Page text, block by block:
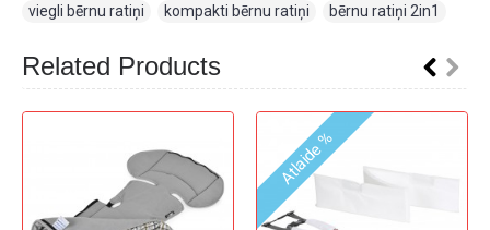
viegli bērnu ratiņi
kompakti bērnu ratiņi bērnu ratiņi 2in1
Related Products
Atlaide %